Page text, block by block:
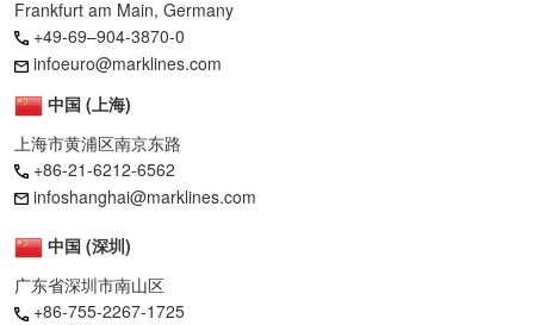
Frankfurt am Main, Germany
+49-69–904-3870-0
infoeuro@marklines.com
中国 (上海)
上海市黄浦区南京东路
+86-21-6212-6562
infoshanghai@marklines.com
中国 (深圳)
广东省深圳市南山区
+86-755-2267-1725